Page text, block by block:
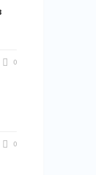
0
0